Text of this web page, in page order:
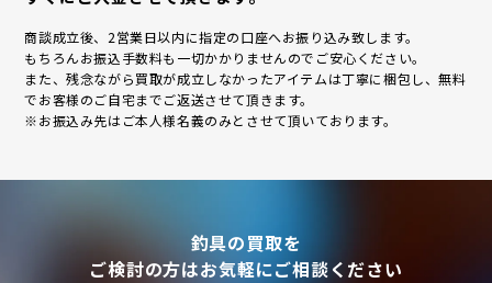
商談成立後、2営業日以内に指定の口座へお振り込み致します。
もちろんお振込手数料も一切かかりませんのでご安心ください。
また、残念ながら買取が成立しなかったアイテムは丁寧に梱包し、無料
でお客様のご自宅までご返送させて頂きます。
※お振込み先はご本人様名義のみとさせて頂いております。
釣具の買取を
ご検討の方はお気軽にご相談ください